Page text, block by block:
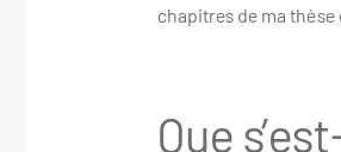
chapitres de ma thèse
Que